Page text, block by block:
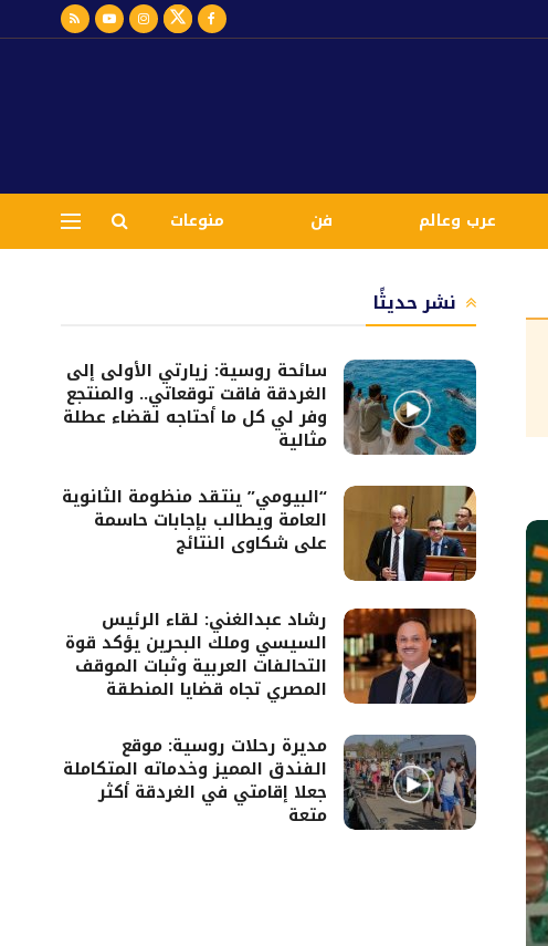
عرب وعالم فن منوعات
نشر حديثًا
سائحة روسية: زيارتي الأولى إلى
الغردقة فاقت توقعاتي.. والمنتجع
وفر لي كل ما أحتاجه لقضاء عطلة
مثالية
“البيومي” ينتقد منظومة الثانوية
العامة ويطالب بإجابات حاسمة
على شكاوى النتائج
رشاد عبدالغني: لقاء الرئيس
السيسي وملك البحرين يؤكد قوة
التحالفات العربية وثبات الموقف
المصري تجاه قضايا المنطقة
مديرة رحلات روسية: موقع
الفندق المميز وخدماته المتكاملة
جعلا إقامتي في الغردقة أكثر
متعة